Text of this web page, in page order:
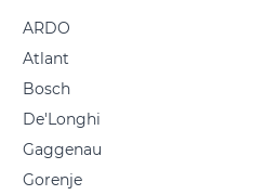
ARDO
Atlant
Bosch
De'Longhi
Gaggenau
Gorenje